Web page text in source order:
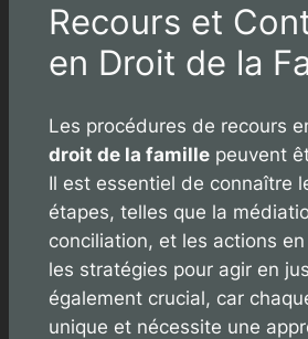
Recours et
en Droit de la
Les procédures de recours
droit de la famillepeuvent
Il est essentiel de connaître
étapes, telles que la
conciliation, et les actions
les stratégies pour agir en
également crucial, car
unique et nécessite une